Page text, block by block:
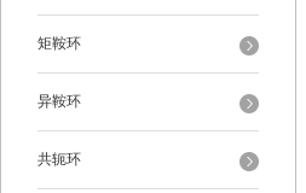
矩鞍环
异鞍环
共轭环